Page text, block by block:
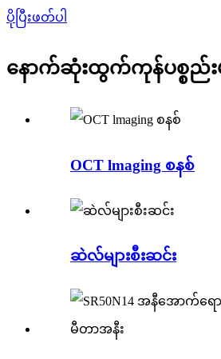
ပိုပြီးဖတ်ပါ
နောက်ဆုံးထွက်ကုန်ပစ္စည်းမ
OCT lmaging စနစ်
ဆဲလ်များစီးဆင်း